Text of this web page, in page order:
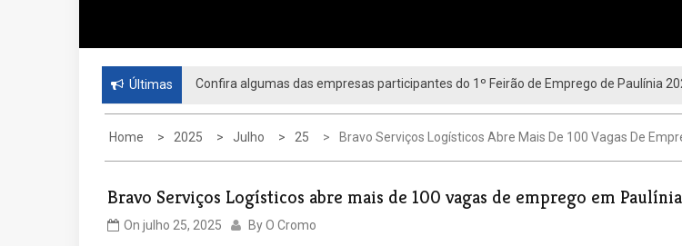
Últimas Confira algumas das empresas participantes do 1º Feirão de Emprego de Paulínia
Home 2025 Julho 25 Bravo Serviços Logísticos Abre Mais De 100 Vagas De
Bravo Serviços Logísticos abre mais de 100 vagas de emprego em
On julho 25, 2025 ByO Cromo